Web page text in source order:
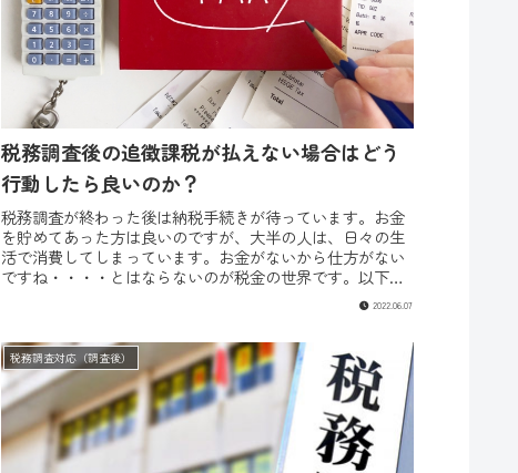
税務調査後の追徴課税が払えない場合はどう
行動したら良いのか？
税務調査が終わった後は納税手続きが待っています。お金
を貯めてあった方は良いのですが、大半の人は、日々の生
活で消費してしまっています。お金がないから仕方がない
ですね・・・・とはならないのが税金の世界です。以下で
2022.06.07
税務調査対応（調査後）